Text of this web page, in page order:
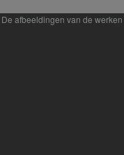
afbeeldingen van de